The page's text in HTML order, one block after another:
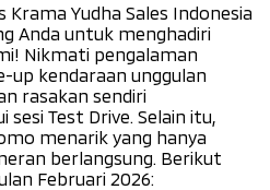
Krama Yudha Sales Indonesia
Anda untuk menghadiri
Nikmati pengalaman
up kendaraan unggulan
rasakan sendiri
Test Drive. Selain itu,
menarik yang hanya
berlangsung. Berikut
Februari 2026: